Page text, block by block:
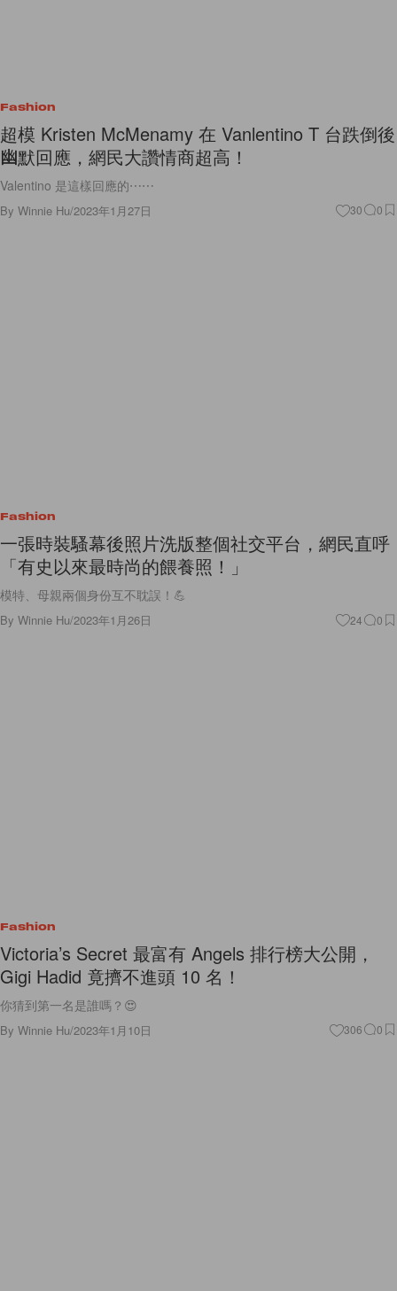
Fashion
超模 Kristen McMenamy 在 Vanlentino T 台跌倒後
幽默回應，網民大讚情商超高！
Valentino 是這樣回應的⋯⋯
By Winnie Hu/2023年1月27日 30 0
Fashion
一張時裝騷幕後照片洗版整個社交平台，網民直呼
「有史以來最時尚的餵養照！」
模特、母親兩個身份互不耽誤！💪
By Winnie Hu/2023年1月26日 24 0
Fashion
Victoria’s Secret 最富有 Angels 排行榜大公開，
Gigi Hadid 竟擠不進頭 10 名！
你猜到第一名是誰嗎？😍
By Winnie Hu/2023年1月10日 306 0